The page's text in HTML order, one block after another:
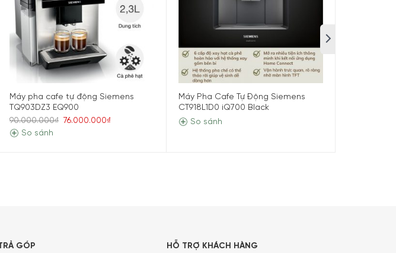
sắc trang nhã và bề mặt hoàn thiện tinh tế. Màn hình cảm ứng TFT
theo dõi quá trình pha chế thuận tiện. Với dung tích bình nước lớn và ngăn
Máy pha cafe tự động Siemens
TQ903DZ3 EQ900
90.000.000₫ 76.000.000₫
So sánh
Máy Pha Cafe Tự Động Siemens
CT918L1D0 iQ700 Black
So sánh
GÓP HỖ TRỢ KHÁCH HÀNG